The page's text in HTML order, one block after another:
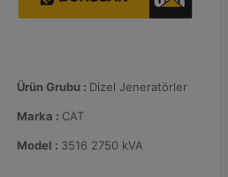
Ürün Grubu : Dizel Jeneratörler
Marka : CAT
Model : 3516 2750 kVA